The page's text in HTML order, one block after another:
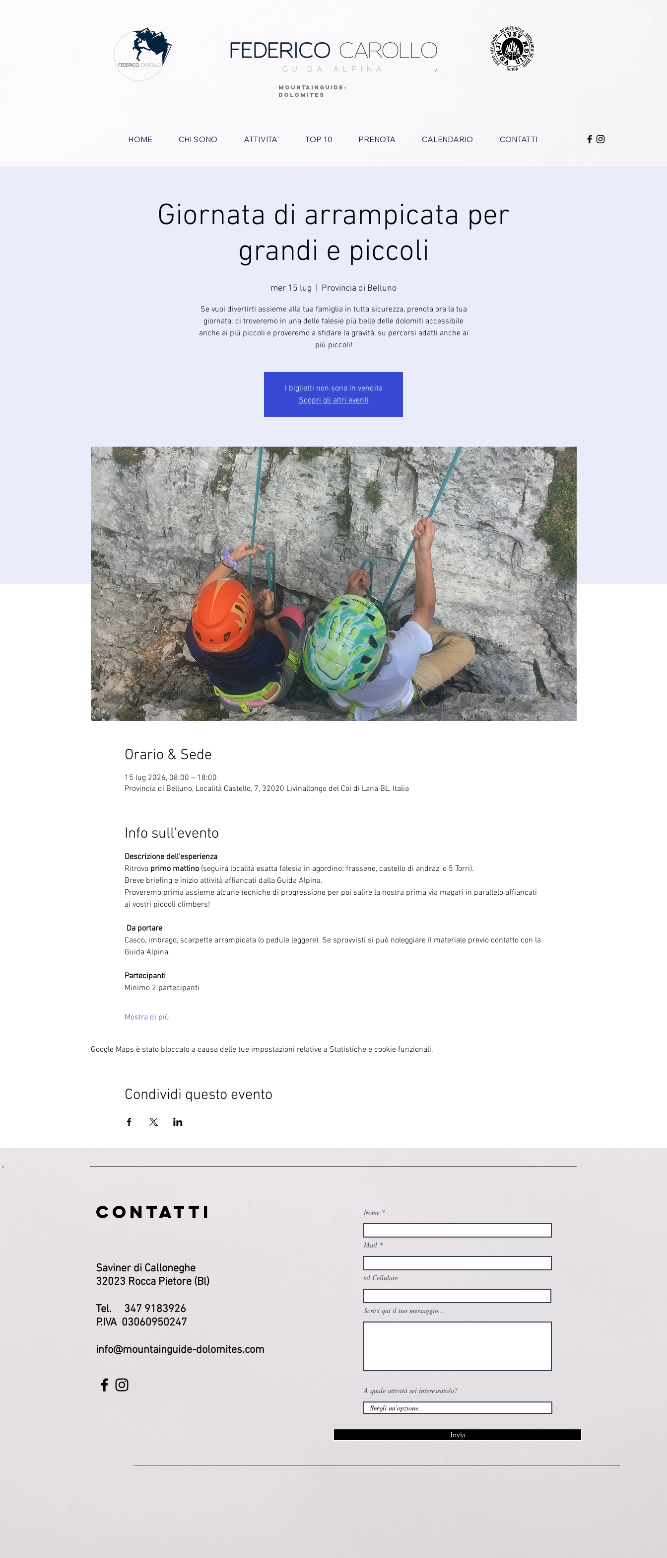
MOUNTAINGUIDE-
DOLOMITES
HOME CHI SONO ATTIVITA' TOP 10 PRENOTA CALENDARIO CONTATTI
Giornata di arrampicata per
grandi e piccoli
mer 15 lug Provincia di Belluno
Se vuoi divertirti assieme alla tua famiglia in tutta sicurezza, prenota ora la tua
giornata: ci troveremo in una delle falesie più belle delle dolomiti accessibile
anche ai più piccoli e proveremo a sfidare la gravità, su percorsi adatti anche ai
più piccoli!
I biglietti non sono in vendita
Scopri gli altri eventi
Orario & Sede
15 lug 2026, 08:00 – 18:00
Provincia di Belluno, Località Castello, 7, 32020 Livinallongo del Col di Lana BL, Italia
Info sull'evento
Descrizione dell'esperienza
Ritrovo primo mattino (seguirà località esatta falesia in agordino: frassene, castello di andraz, o 5 Torri).
Breve briefing e inizio attività affiancati dalla Guida Alpina.
Proveremo prima assieme alcune tecniche di progressione per poi salire la nostra prima via magari in parallelo affiancati
ai vostri piccoli climbers!
Da portare
Casco, imbrago, scarpette arrampicata (o pedule leggere). Se sprovvisti si può noleggiare il materiale previo contatto con la
Guida Alpina.
Partecipanti
Minimo 2 partecipanti
Mostra di più
Google Maps è stato bloccato a causa delle tue impostazioni relative a Statistiche e cookie funzionali.
Condividi questo evento
Saviner di Calloneghe
32023 Rocca Pietore (Bl)
Tel. 347 9183926
P.IVA 03060950247
info@mountainguide-dolomites.com
Nome
Mail
tel.Cellulare
Scrivi qui il tuo messaggio...
A quale attività sei interessato/a?
Invia
CONTATTI